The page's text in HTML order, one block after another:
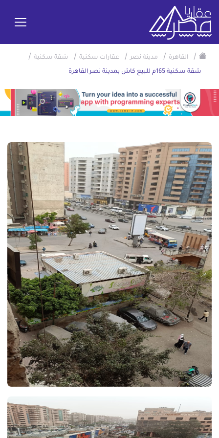
/ القاهرة / مدينة نصر / عقارات سكنية / شقة سكنية /
شقة سكنية 165م للبيع كاش بمدينة نصر القاهرة